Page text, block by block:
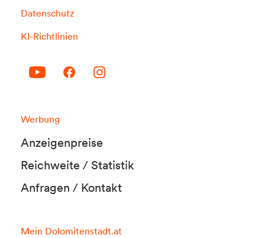
Datenschutz
KI-Richtlinien
Werbung
Anzeigenpreise
Reichweite / Statistik
Anfragen / Kontakt
Mein Dolomitenstadt.at